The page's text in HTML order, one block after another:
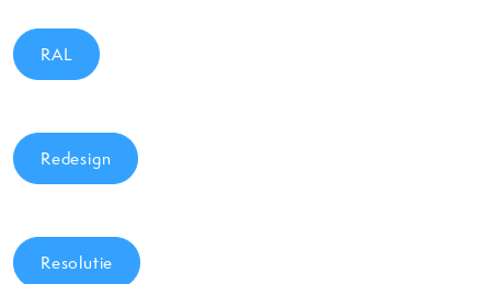
RAL
Redesign
Resolutie